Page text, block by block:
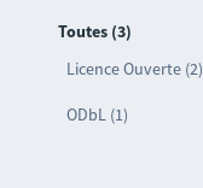
Toutes (3)
Licence Ouverte (2)
ODbL (1)